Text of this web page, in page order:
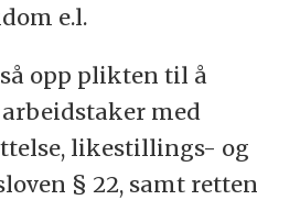
e.l.
opp plikten til å
med
likestillings- og
§ 22, samt retten